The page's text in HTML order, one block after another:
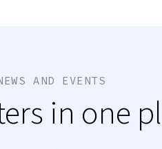
AND EVENTS
in one